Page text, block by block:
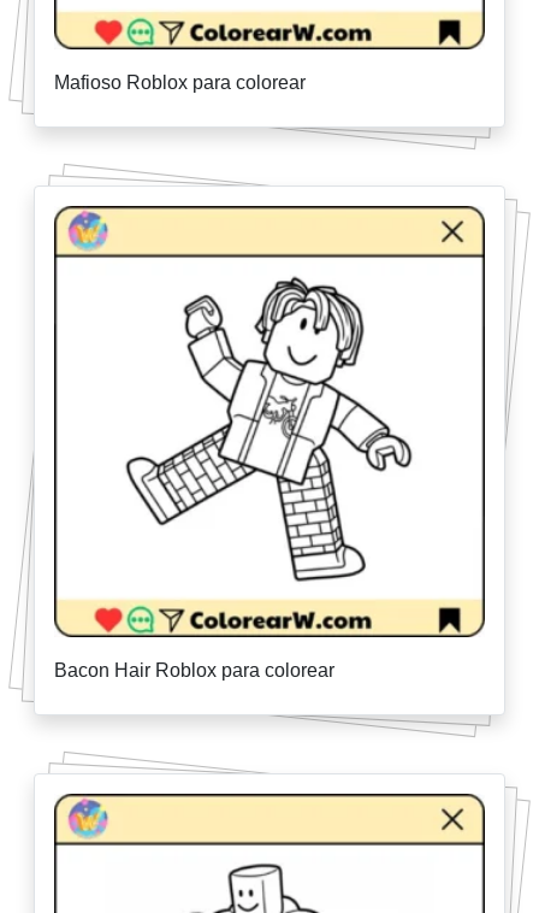
Mafioso Roblox para colorear
Bacon Hair Roblox para colorear